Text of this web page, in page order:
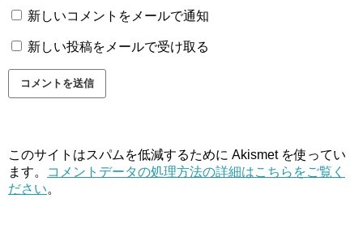
新しいコメントをメールで通知
新しい投稿をメールで受け取る
このサイトはスパムを低減するために Akismet を使ってい
ます。
コメントデータの処理方法の詳細はこちらをご覧く
ださい。